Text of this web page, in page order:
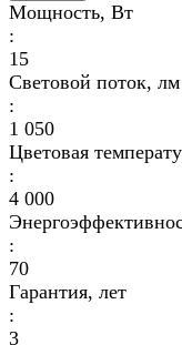
Мощность, Вт
:
15
Световой поток, лм
:
1 050
Цветовая
:
4 000
:
70
Гарантия, лет
:
3